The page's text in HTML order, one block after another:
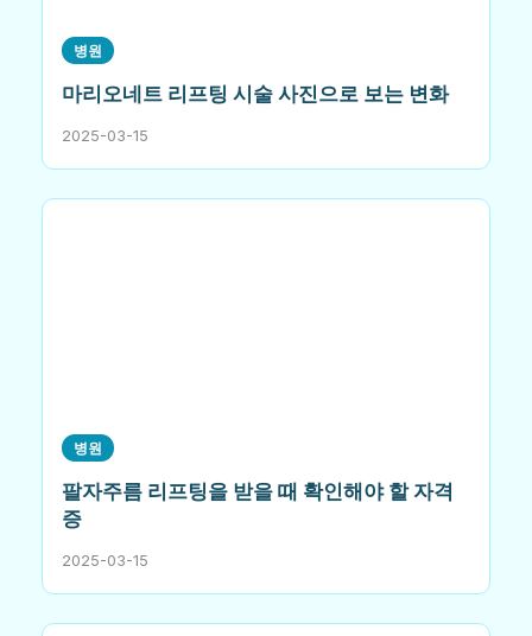
병원
마리오네트 리프팅 시술 사진으로 보는 변화
2025-03-15
병원
팔자주름 리프팅을 받을 때 확인해야 할 자격
증
2025-03-15